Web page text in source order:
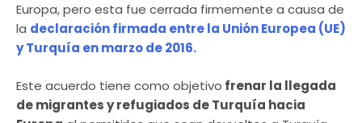
Europa, pero esta fue cerrada firmemente a causa de
la declaración firmada entre la Unión Europea (UE)
y Turquía en marzo de 2016.
Este acuerdo tiene como objetivo frenar la llegada
de migrantes y refugiados de Turquía hacia